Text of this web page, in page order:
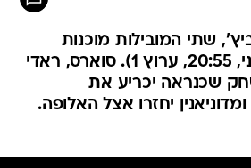
שתי המובילות מוכנות
למשחק העונה (שני, 20:55, ערוץ 1). סוארס, ראדי
שכנראה יכריע את
יחזרו אצל האלופה.